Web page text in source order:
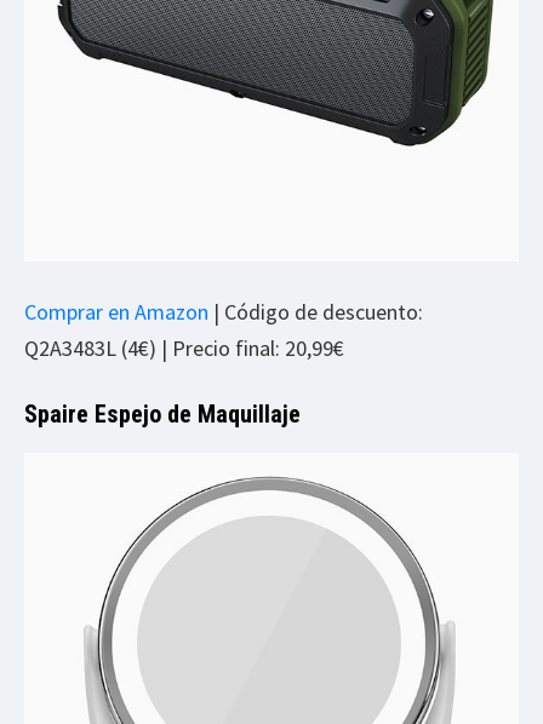
Comprar en Amazon | Código de descuento:
Q2A3483L (4€) | Precio final: 20,99€
Spaire Espejo de Maquillaje